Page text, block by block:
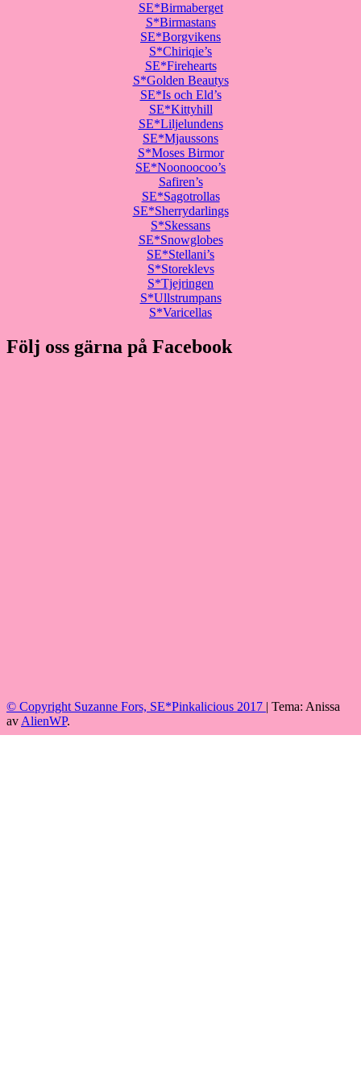
SE*Birmaberget
S*Birmastans
SE*Borgvikens
S*Chiriqie’s
SE*Firehearts
S*Golden Beautys
SE*Is och Eld’s
SE*Kittyhill
SE*Liljelundens
SE*Mjaussons
S*Moses Birmor
SE*Noonoocoo’s
Safiren’s
SE*Sagotrollas
SE*Sherrydarlings
S*Skessans
SE*Snowglobes
SE*Stellani’s
S*Storeklevs
S*Tjejringen
S*Ullstrumpans
S*Varicellas
Följ oss gärna på Facebook
© Copyright Suzanne Fors, SE*Pinkalicious 2017 | Tema: Anissa
av AlienWP.